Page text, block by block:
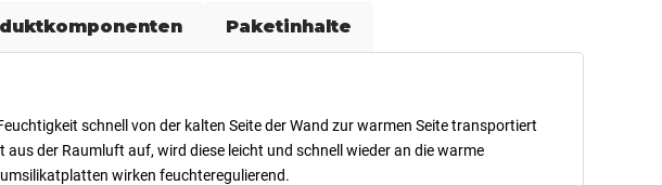
Paketinhalte
schnell von der kalten Seite der Wand zur warmen Seite transportiert
der Raumluft auf, wird diese leicht und schnell wieder an die warme
wirken feuchteregulierend.